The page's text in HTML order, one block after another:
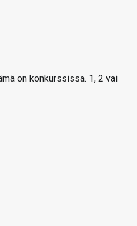
on konkurssissa. 1, 2 vai